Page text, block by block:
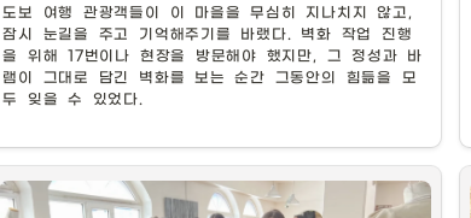
도보 여행 관광객들이 이 마을을 무심히 지나치지 않고,
잠시 눈길을 주고 기억해주기를 바랬다. 벽화 작업 진행
을 위해 17번이나 현장을 방문해야 했지만, 그 정성과 바
램이 그대로 담긴 벽화를 보는 순간 그동안의 힘듦을 모
두 잊을 수 있었다.